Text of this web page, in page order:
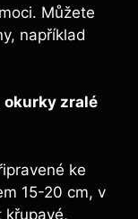
Můžete
například
okurky zralé
ke
15-20 cm, v
křupavé,